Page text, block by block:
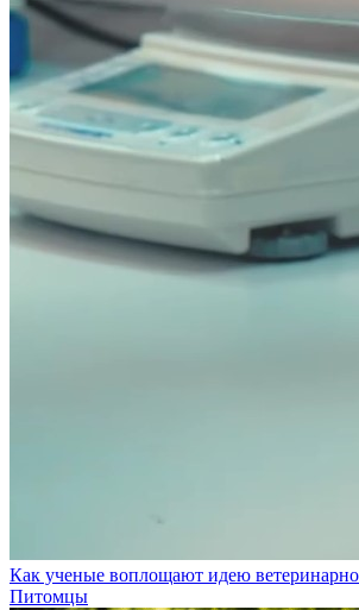
Как ученые воплощают идею
Питомцы